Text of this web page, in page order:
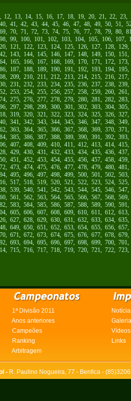
, 12, 13, 14, 15, 16, 17, 18, 19, 20, 21, 22, 23,
40, 41, 42, 43, 44, 45, 46, 47, 48, 49, 50, 51,
69, 70, 71, 72, 73, 74, 75, 76, 77, 78, 79, 80,
98, 99, 100, 101, 102, 103, 104, 105, 106, 107,
, 121, 122, 123, 124, 125, 126, 127, 128, 129
, 143, 144, 145, 146, 147, 148, 149, 150, 151
, 165, 166, 167, 168, 169, 170, 171, 172, 173
, 187, 188, 189, 190, 191, 192, 193, 194, 195
, 209, 210, 211, 212, 213, 214, 215, 216, 217
, 231, 232, 233, 234, 235, 236, 237, 238, 239
, 253, 254, 255, 256, 257, 258, 259, 260, 261
, 275, 276, 277, 278, 279, 280, 281, 282, 283
, 297, 298, 299, 300, 301, 302, 303, 304, 305
, 319, 320, 321, 322, 323, 324, 325, 326, 327
, 341, 342, 343, 344, 345, 346, 347, 348, 349
, 363, 364, 365, 366, 367, 368, 369, 370, 371
, 385, 386, 387, 388, 389, 390, 391, 392, 393
, 407, 408, 409, 410, 411, 412, 413, 414, 415
, 429, 430, 431, 432, 433, 434, 435, 436, 437
, 451, 452, 453, 454, 455, 456, 457, 458, 459
, 473, 474, 475, 476, 477, 478, 479, 480, 481
, 495, 496, 497, 498, 499, 500, 501, 502, 503
, 517, 518, 519, 520, 521, 522, 523, 524, 525
, 539, 540, 541, 542, 543, 544, 545, 546, 547
, 561, 562, 563, 564, 565, 566, 567, 568, 569
, 583, 584, 585, 586, 587, 588, 589, 590, 591
, 605, 606, 607, 608, 609, 610, 611, 612, 613
, 627, 628, 629, 630, 631, 632, 633, 634, 635
, 649, 650, 651, 652, 653, 654, 655, 656, 657
, 671, 672, 673, 674, 675, 676, 677, 678, 679
, 693, 694, 695, 696, 697, 698, 699, 700, 701
, 715, 716, 717, 718, 719, 720, 721, 722, 723
1ª Divisão 2011
Anos anteriores
Campeões
Vídeos
Ranking
Links
Arbitragem
- R. Paulino Nogueira, 77 - Benfica -